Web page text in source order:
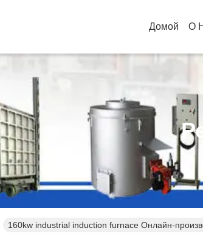
Домой О
160kw industrial induction furnace Онлайн-